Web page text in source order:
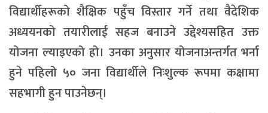
विद्यार्थीहरूको शैक्षिक पहुँच विस्तार गर्ने तथा वैदेशिक
अध्ययनको तयारीलाई सहज बनाउने उद्देश्यसहित उक्त
योजना ल्याइएको हो। उनका अनुसार योजनाअन्तर्गत भर्ना
हुने पहिलो ५० जना विद्यार्थीले निःशुल्क रूपमा कक्षामा
सहभागी हुन पाउनेछन्।